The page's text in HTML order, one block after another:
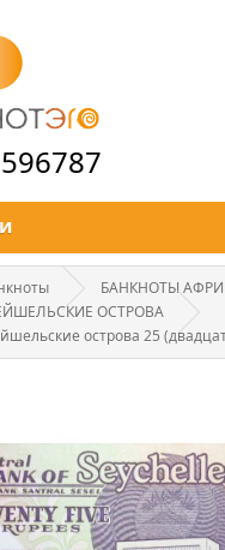
БАНКНОТЫ
ОСТРОВА
острова 25